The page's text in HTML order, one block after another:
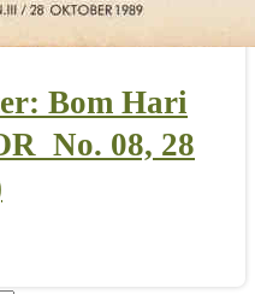
Bom Hari
08, 28